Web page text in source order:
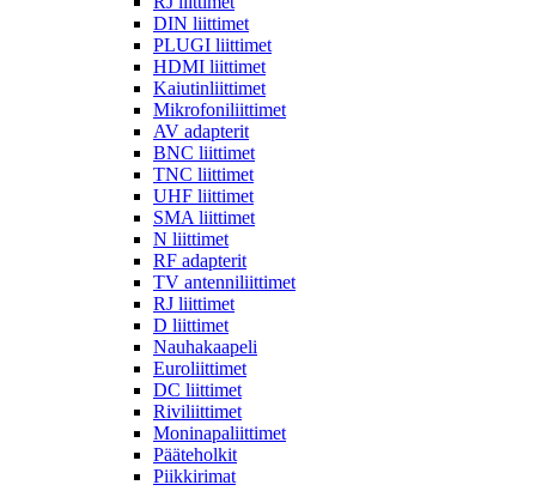
DIN liittimet
PLUGI liittimet
HDMI liittimet
Kaiutinliittimet
Mikrofoniliittimet
AV adapterit
BNC liittimet
TNC liittimet
UHF liittimet
SMA liittimet
N liittimet
RF adapterit
TV antenniliittimet
RJ liittimet
D liittimet
Nauhakaapeli
Euroliittimet
DC liittimet
Riviliittimet
Moninapaliittimet
Pääteholkit
Piikkirimat